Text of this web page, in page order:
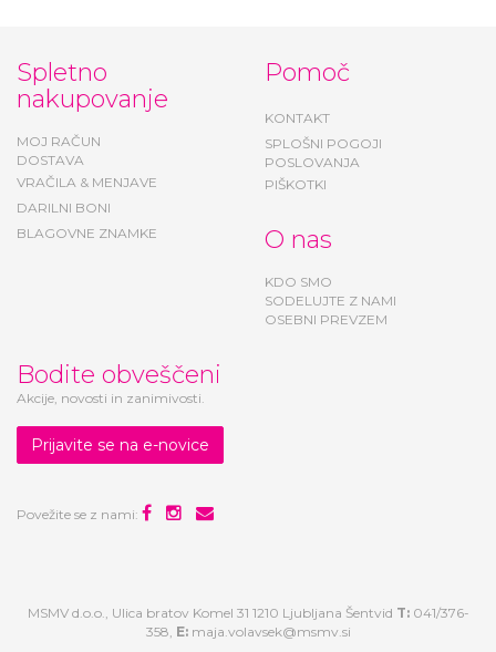
Spletno
nakupovanje
MOJ RAČUN
DOSTAVA
VRAČILA & MENJAVE
DARILNI BONI
BLAGOVNE ZNAMKE
Pomoč
KONTAKT
SPLOŠNI POGOJI
POSLOVANJA
PIŠKOTKI
O nas
KDO SMO
SODELUJTE Z NAMI
OSEBNI PREVZEM
Bodite obveščeni
Akcije, novosti in zanimivosti.
Prijavite se na e-novice
Povežite se z nami:
MSMV d.o.o., Ulica bratov Komel 31 1210 Ljubljana Šentvid T:041/376-
358, E: maja.volavsek@msmv.si